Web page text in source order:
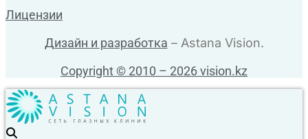
Лицензии
Дизайн и разработка – Astana Vision.
Copyright © 2010 – 2026 vision.kz